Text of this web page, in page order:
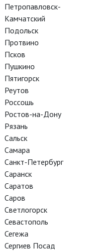
Брайони Лэйвери
Петропавловск-
Камчатский
Подольск
Протвино
Псков
Пушкино
Пятигорск
Реутов
Россошь
Ростов-на-Дону
Рязань
Сальск
Самара
Санкт-Петербург
Саранск
Саратов
Саров
Светлогорск
Севастополь
Сегежа
Сергиев Посад